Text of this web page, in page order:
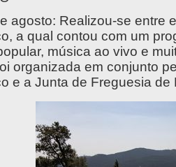
agosto: Realizou-se entre
a qual contou com um
música ao vivo e
organizada em conjunto
e a Junta de Freguesia de